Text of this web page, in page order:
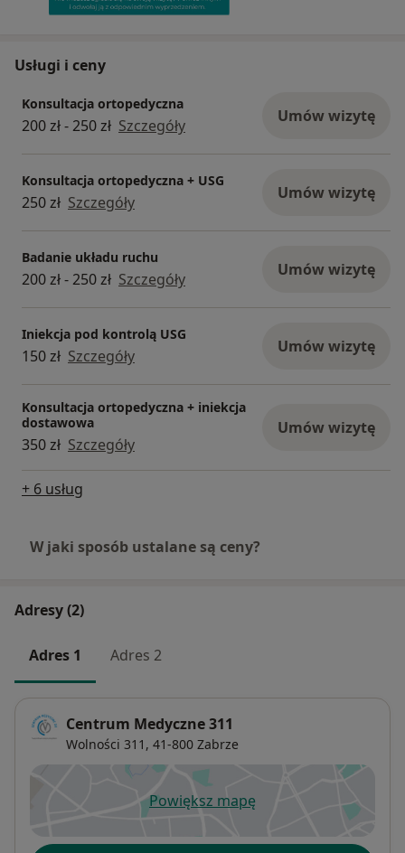
Usługi i ceny
Konsultacja ortopedyczna
200 zł - 250 zł Szczegóły Umów wizytę
Konsultacja ortopedyczna + USG
250 zł Szczegóły Umów wizytę
Badanie układu ruchu
200 zł - 250 zł Szczegóły Umów wizytę
Iniekcja pod kontrolą USG
150 zł Szczegóły Umów wizytę
Konsultacja ortopedyczna + iniekcja
dostawowa
350 zł Szczegóły
Umów wizytę
+ 6 usług
W jaki sposób ustalane są ceny?
Adresy (2)
Adres 1 Adres 2
Centrum Medyczne 311
Wolności 311, 41-800 Zabrze
Powiększ mapęotwiera się w nowej karcie